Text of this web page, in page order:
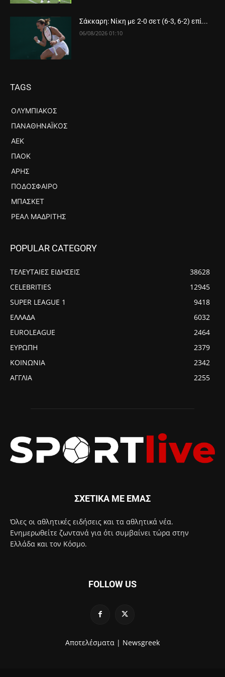
Σάκκαρη: Νίκη με 2-0 σετ (6-3, 6-2) επί...
06/08/2026 01:10
TAGS
ΟΛΥΜΠΙΑΚΌΣ
ΠΑΝΑΘΗΝΑΪΚΌΣ
ΑΕΚ
ΠΑΟΚ
ΆΡΗΣ
ΠΟΔΌΣΦΑΙΡΟ
ΜΠΆΣΚΕΤ
ΡΕΆΛ ΜΑΔΡΊΤΗΣ
POPULAR CATEGORY
ΤΕΛΕΥΤΑΙΕΣ ΕΙΔΗΣΕΙΣ
38628
CELEBRITIES
12945
SUPER LEAGUE 1
9418
ΕΛΛΑΔΑ
6032
EUROLEAGUE
2464
ΕΥΡΩΠΗ
2379
ΚΟΙΝΩΝΙΑ
2342
ΑΓΓΛΙΑ
2255
ΣΧΕΤΙΚΑ ΜΕ ΕΜΑΣ
Όλες οι αθλητικές ειδήσεις και τα αθλητικά νέα.
Ενημερωθείτε ζωντανά για ότι συμβαίνει τώρα στην
Ελλάδα και τον Κόσμο.
FOLLOW US
Αποτελέσματα | Newsgreek